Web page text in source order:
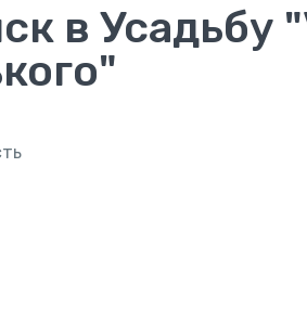
в Усадьбу